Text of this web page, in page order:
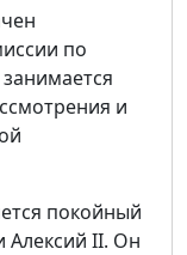
по
и
покойный
Алексий II. Он